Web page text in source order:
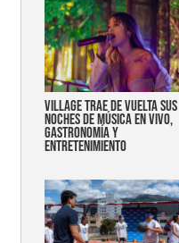
Village trae de vuelta sus
noches de música en vivo,
gastronomía y
entretenimiento